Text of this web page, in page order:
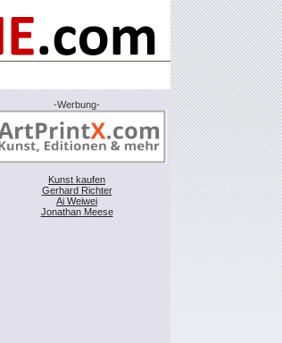
-Werbung-
Kunst kaufen
Gerhard Richter
Ai Weiwei
Jonathan Meese